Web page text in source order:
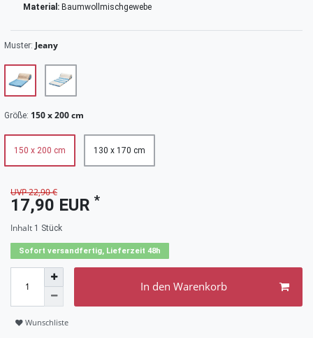
Material: Baumwollmischgewebe
Muster: Jeany
Größe: 150 x 200 cm
150 x 200 cm 130 x 170 cm
UVP 22,90 €
17,90 EUR *
Inhalt 1 Stück
Sofort versandfertig, Lieferzeit 48h
In den Warenkorb
Wunschliste